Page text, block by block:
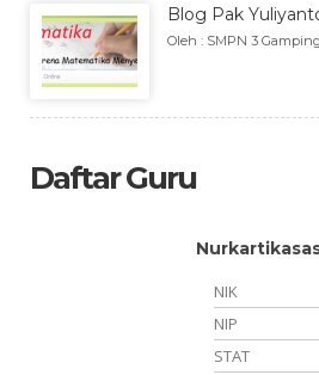
Blog Pak
Oleh : SMPN 3 Gamping
Daftar Guru
NIK
NIP
STAT